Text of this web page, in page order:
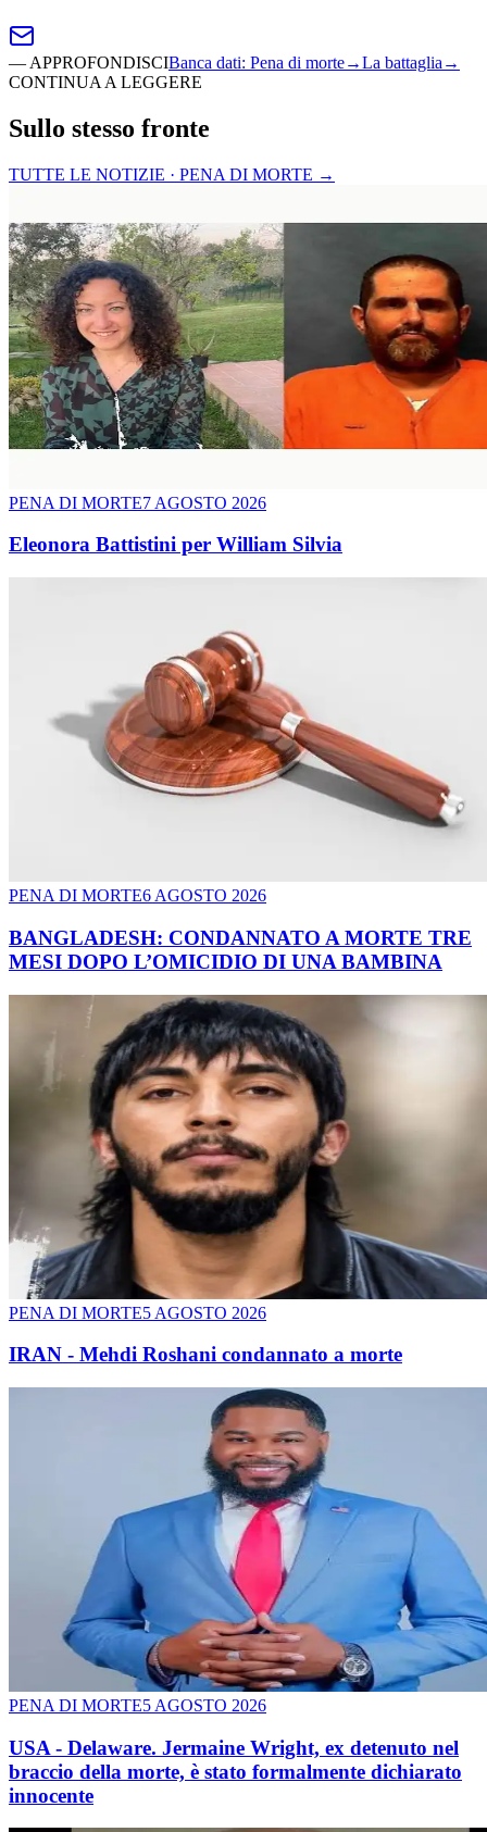
— APPROFONDISCIBanca dati: Pena di morte→La battaglia →
CONTINUA A LEGGERE
Sullo stesso fronte
TUTTE LE NOTIZIE · PENA DI MORTE →
PENA DI MORTE7 AGOSTO 2026
Eleonora Battistini per William Silvia
PENA DI MORTE6 AGOSTO 2026
BANGLADESH: CONDANNATO A MORTE TRE
MESI DOPO L’OMICIDIO DI UNA BAMBINA
PENA DI MORTE5 AGOSTO 2026
IRAN - Mehdi Roshani condannato a morte
PENA DI MORTE5 AGOSTO 2026
USA - Delaware. Jermaine Wright, ex detenuto nel
braccio della morte, è stato formalmente dichiarato
innocente